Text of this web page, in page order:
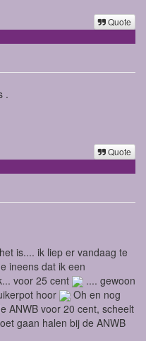
Quote
.
Quote
is.... ik liep er vandaag te
ineens dat ik een
voor 25 cent
.... gewoon
hoor
Oh en nog
ANWB voor 20 cent, scheelt
gaan halen bij de ANWB